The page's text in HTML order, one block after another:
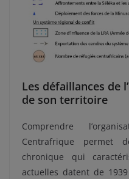
Les défaillances de
de son territoire
Comprendre
Centrafrique permet
chronique qui
actuelles datent de